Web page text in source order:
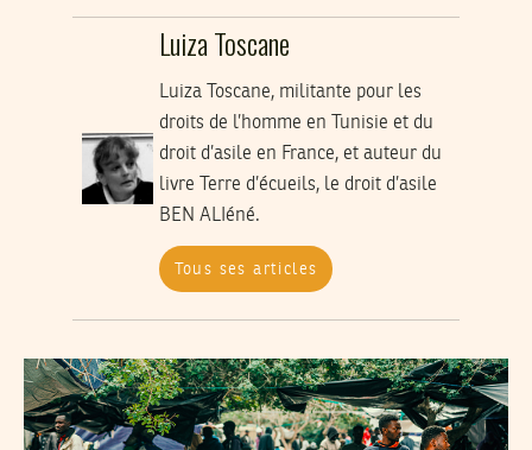
Luiza Toscane
Luiza Toscane, militante pour les
droits de l’homme en Tunisie et du
droit d’asile en France, et auteur du
livre Terre d’écueils, le droit d’asile
BEN ALIéné.
Tous ses articles